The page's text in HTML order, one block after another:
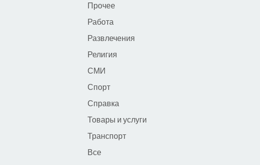
Прочее
Работа
Развлечения
Религия
СМИ
Спорт
Справка
Товары и услуги
Транспорт
Все